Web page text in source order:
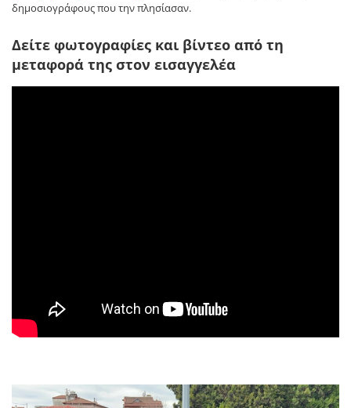
δημοσιογράφους που την πλησίασαν.
Δείτε φωτογραφίες και βίντεο από τη
μεταφορά της στον εισαγγελέα